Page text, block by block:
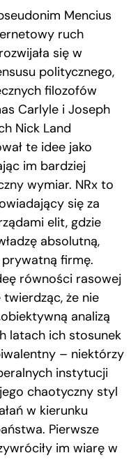
Mencius
ruch
się w
politycznego,
filozofów
Carlyle i Joseph
Nick Land
te idee jako
im bardziej
wymiar. NRx to
się za
elit, gdzie
absolutną,
firmę.
równości rasowej
że nie
analizą
latach ich stosunek
– niektórzy
instytucji
chaotyczny styl
w kierunku
Pierwsze
im wiarę w